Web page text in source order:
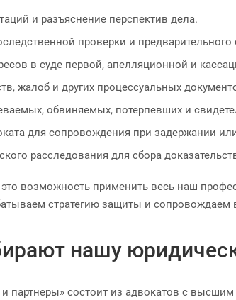
и разъяснение перспектив дела.
проверки и предварительного
в суде первой, апелляционной и
жалоб и других процессуальных
обвиняемых, потерпевших и
для сопровождения при задержании
расследования для сбора
возможность применить весь наш
стратегию защиты и
нашу
партнеры» состоит из адвокатов с